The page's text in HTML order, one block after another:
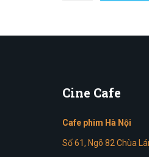
Cine Cafe
Cafe phim Hà Nội
Số 61, Ngõ 82 Chùa